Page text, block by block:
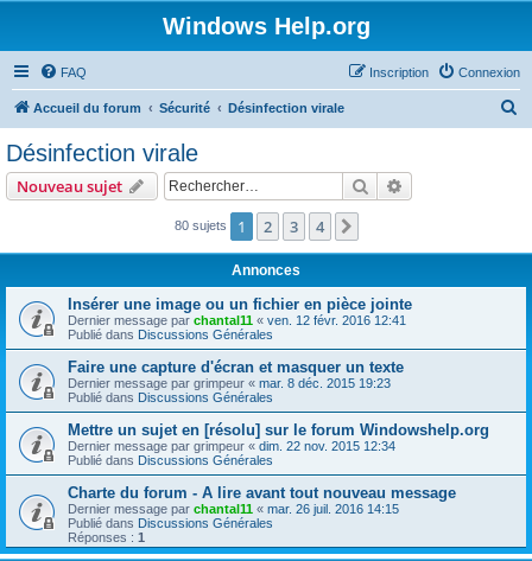
Windows Help.org
FAQ Connexion
Inscription
Accueil du forum Sécurité Désinfection virale
Désinfection virale
Nouveau sujet Rechercher
80 sujets 1 2 3 4
Annonces
Insérer une image ou un fichier en pièce jointe
Dernier message par chantal11 « ven. 12 févr. 2016 12:41
Publié dans Discussions Générales
Faire une capture d'écran et masquer un texte
Dernier message par grimpeur « mar. 8 déc. 2015 19:23
Publié dans Discussions Générales
Mettre un sujet en [résolu] sur le forum Windowshelp.org
Dernier message par grimpeur « dim. 22 nov. 2015 12:34
Publié dans Discussions Générales
Charte du forum - A lire avant tout nouveau message
Dernier message par chantal11 « mar. 26 juil. 2016 14:15
Publié dans Discussions Générales
Réponses : 1